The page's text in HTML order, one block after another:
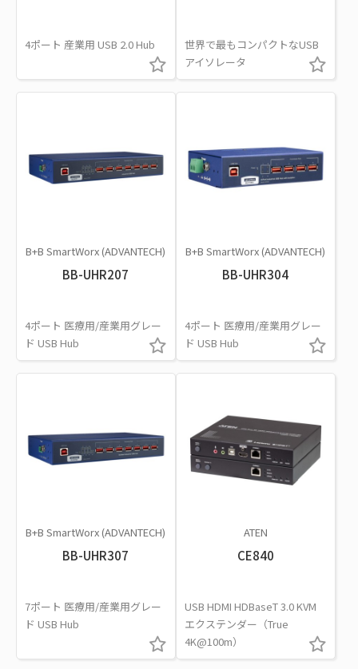
4ポート 産業用 USB 2.0 Hub
世界で最もコンパクトなUSB
アイソレータ
B+B SmartWorx (ADVANTECH)
BB-UHR207
4ポート 医療用/産業用グレー
ド USB Hub
B+B SmartWorx (ADVANTECH)
BB-UHR304
4ポート 医療用/産業用グレー
ド USB Hub
B+B SmartWorx (ADVANTECH)
BB-UHR307
7ポート 医療用/産業用グレー
ド USB Hub
ATEN
CE840
USB HDMI HDBaseT 3.0 KVM
エクステンダー（True
4K@100m）